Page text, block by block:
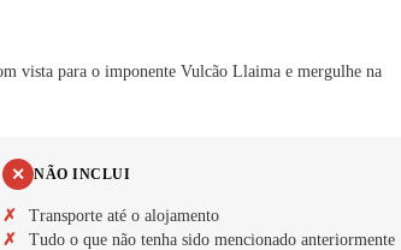
vista para o imponente Vulcão Llaima e mergulhe na
✕ NÃO INCLUI
Transporte até o alojamento
Tudo o que não tenha sido mencionado anteriormente